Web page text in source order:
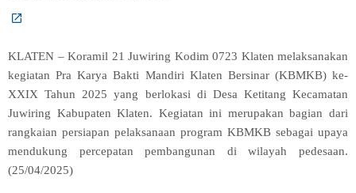
KLATEN – Koramil 21 Juwiring Kodim 0723 Klaten melaksanakan
kegiatan Pra Karya Bakti Mandiri Klaten Bersinar (KBMKB) ke-
XXIX Tahun 2025 yang berlokasi di Desa Ketitang Kecamatan
Juwiring Kabupaten Klaten. Kegiatan ini merupakan bagian dari
rangkaian persiapan pelaksanaan program KBMKB sebagai upaya
mendukung percepatan pembangunan di wilayah pedesaan.
(25/04/2025)